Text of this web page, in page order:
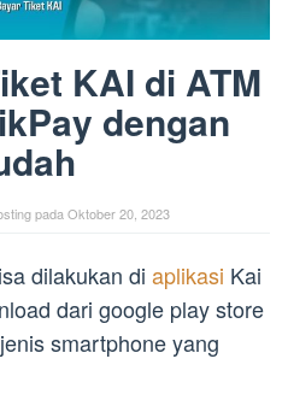
KAI di ATM
dengan
pada Oktober 20, 2023
dilakukan di aplikasi Kai
dari google play store
smartphone yang